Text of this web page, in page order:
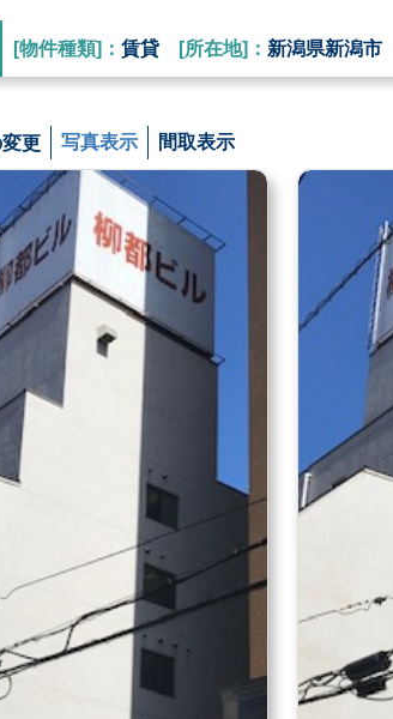
[物件種類]：賃貸 [所在地]： 新潟県新潟市
更 写真表示 間取表示